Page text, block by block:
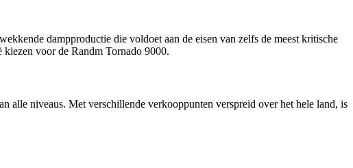
dampproductie die voldoet aan de eisen van zelfs de meest kritische
kiezen voor de Randm Tornado 9000.
alle niveaus. Met verschillende verkooppunten verspreid over het hele land, is